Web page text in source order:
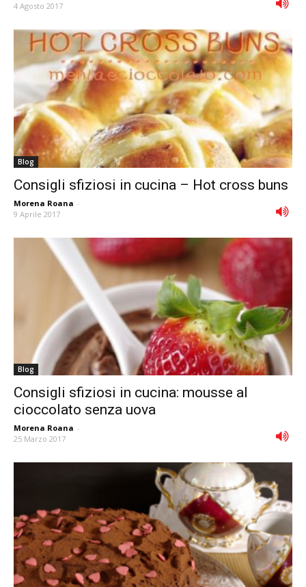
4 Agosto 2017
Blog
Consigli sfiziosi in cucina – Hot cross buns
Morena Roana -
9 Aprile 2017
Blog
Consigli sfiziosi in cucina: mousse al
cioccolato senza uova
Morena Roana -
25 Marzo 2017